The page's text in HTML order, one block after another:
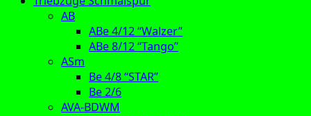
AB
ABe 4/12 “Walzer”
ABe 8/12 “Tango”
ASm
Be 4/8 “STAR”
Be 2/6
AVA-BDWM